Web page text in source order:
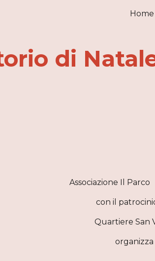
di
Associazione Il Parco
con il
Quartiere San
organizza